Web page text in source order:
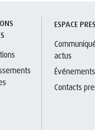
ESPACE
actus
Événements
Contacts